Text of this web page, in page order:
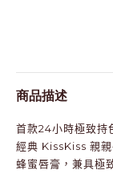
商品描述
首款24小時極致持
經典 KissKiss 親
蜂蜜唇膏，兼具極